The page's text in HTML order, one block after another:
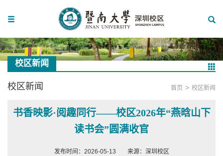
校区新闻
校区新闻 首页 > 校区新闻
书香映影·阅趣同行——校区2026年“燕晗山下
读书会”圆满收官
发布时间：2026-05-13 来源：深圳校区